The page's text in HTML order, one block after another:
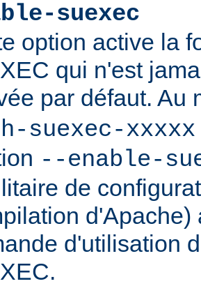
suexec
option active la
qui n'est
par défaut. Au
suexec-xxxxx
--enable-
de
d'Apache)
d'utilisation